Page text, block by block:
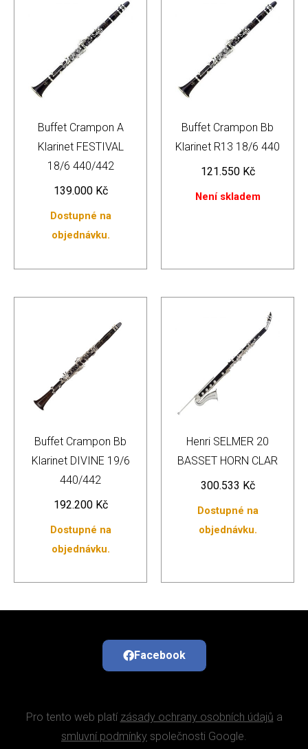
Buffet Crampon A
Klarinet FESTIVAL
18/6 440/442
139.000 Kč
Dostupné na
objednávku.
Buffet Crampon Bb
Klarinet R13 18/6 440
121.550 Kč
Není skladem
Buffet Crampon Bb
Klarinet DIVINE 19/6
440/442
192.200 Kč
Dostupné na
objednávku.
Henri SELMER 20
BASSET HORN CLAR
300.533 Kč
Dostupné na
objednávku.
Facebook
Pro tento web platí zásady ochrany osobních údajů a
smluvní podmínky společnosti Google.